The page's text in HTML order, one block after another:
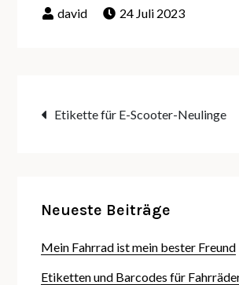
24 Juli 2023
Etikette für E-Scooter-Neulinge
Neueste Beiträge
Mein Fahrrad ist mein bester Freund
Etiketten und Barcodes für